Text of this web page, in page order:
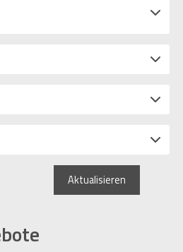
Aktualisieren